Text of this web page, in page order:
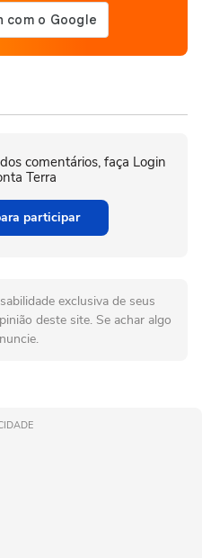
comentários, faça Login
Terra
participar
exclusiva de seus
deste site. Se achar algo